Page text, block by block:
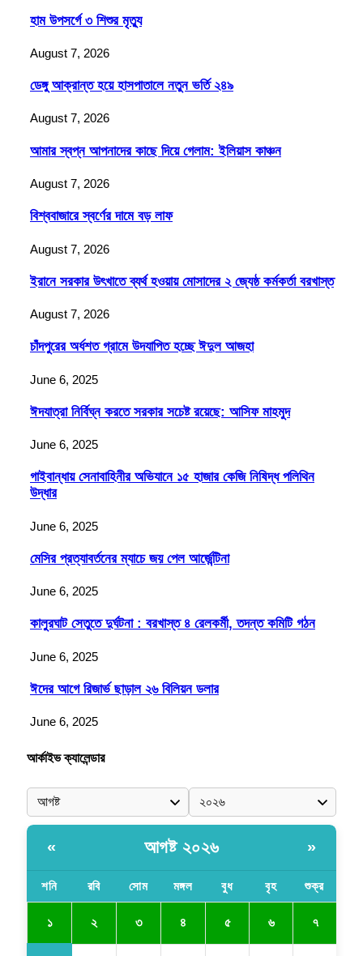
হাম উপসর্গে ৩ শিশুর মৃত্যু
August 7, 2026
ডেঙ্গু আক্রান্ত হয়ে হাসপাতালে নতুন ভর্তি ২৪৯
August 7, 2026
আমার স্বপ্ন আপনাদের কাছে দিয়ে গেলাম: ইলিয়াস কাঞ্চন
August 7, 2026
বিশ্ববাজারে স্বর্ণের দামে বড় লাফ
August 7, 2026
ইরানে সরকার উৎখাতে ব্যর্থ হওয়ায় মোসাদের ২ জ্যেষ্ঠ কর্মকর্তা বরখাস্ত
August 7, 2026
চাঁদপুরের অর্ধশত গ্রামে উদযাপিত হচ্ছে ঈদুল আজহা
June 6, 2025
ঈদযাত্রা নির্বিঘ্ন করতে সরকার সচেষ্ট রয়েছে: আসিফ মাহমুদ
June 6, 2025
গাইবান্ধায় সেনাবাহিনীর অভিযানে ১৫ হাজার কেজি নিষিদ্ধ পলিথিন
উদ্ধার
June 6, 2025
মেসির প্রত্যাবর্তনের ম্যাচে জয় পেল আর্জেন্টিনা
June 6, 2025
কালুরঘাট সেতুতে দুর্ঘটনা : বরখাস্ত ৪ রেলকর্মী, তদন্ত কমিটি গঠন
June 6, 2025
ঈদের আগে রিজার্ভ ছাড়াল ২৬ বিলিয়ন ডলার
June 6, 2025
আর্কাইভ ক্যালেন্ডার
« আগষ্ট ২০২৬ »
শনি রবি সোম মঙ্গল বুধ বৃহ শুক্র
১ ২ ৩ ৪ ৫ ৬ ৭